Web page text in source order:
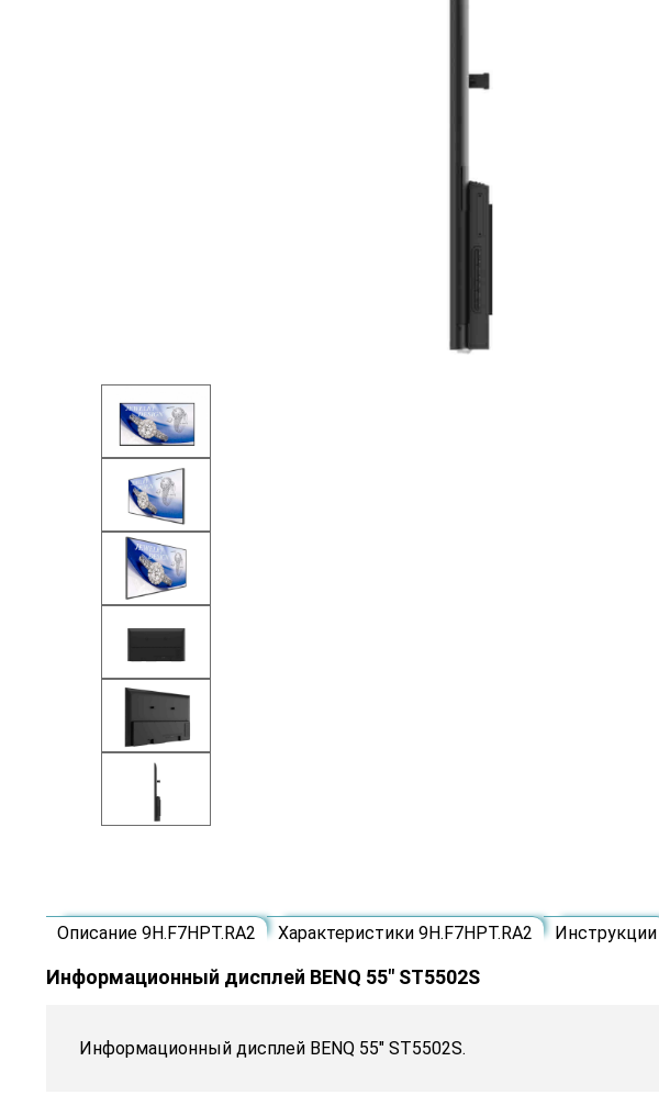
Описание 9H.F7HPT.RA2 Характеристики 9H.F7HPT.RA2 Инструкции
Информационный дисплей BENQ 55" ST5502S
Информационный дисплей BENQ 55" ST5502S.